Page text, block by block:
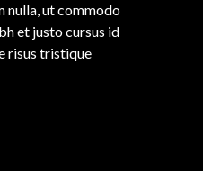
nulla, ut commodo
et justo cursus id
risus tristique